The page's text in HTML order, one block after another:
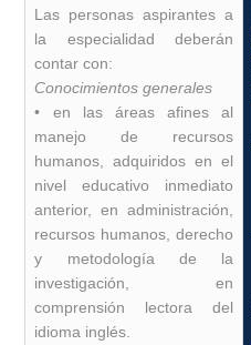
Las personas aspirantes a
la especialidad deberán
contar con:
Conocimientos generales
• en las áreas afines al
manejo de recursos
humanos, adquiridos en el
nivel educativo inmediato
anterior, en administración,
recursos humanos, derecho
y metodología de la
investigación, en
comprensión lectora del
idioma inglés.